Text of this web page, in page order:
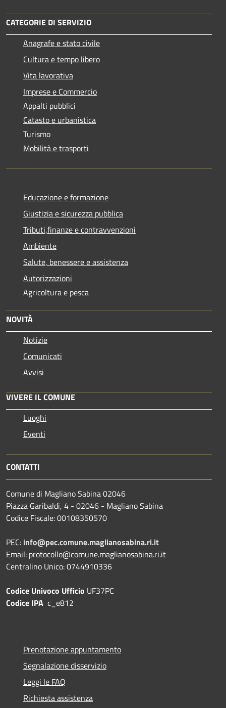
CATEGORIE DI SERVIZIO
Anagrafe e stato civile
Cultura e tempo libero
Vita lavorativa
Imprese e Commercio
Appalti pubblici
Catasto e urbanistica
Turismo
Mobilità e trasporti
Educazione e formazione
Giustizia e sicurezza pubblica
Tributi,finanze e contravvenzioni
Ambiente
Salute, benessere e assistenza
Autorizzazioni
Agricoltura e pesca
NOVITÀ
Notizie
Comunicati
Avvisi
VIVERE IL COMUNE
Luoghi
Eventi
CONTATTI
Comune di Magliano Sabina 02046
Piazza Garibaldi, 4 - 02046 - Magliano Sabina
Codice Fiscale: 00108350570
PEC: info@pec.comune.maglianosabina.ri.it
Email: protocollo@comune.maglianosabina.ri.it
Centralino Unico: 0744910336
Codice Univoco Ufficio UF37PC
Codice IPA c_e812
Prenotazione appuntamento
Segnalazione disservizio
Leggi le FAQ
Richiesta assistenza